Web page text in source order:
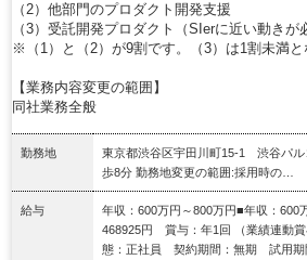
（2）他部門のプロダクト開発支援
（3）受託開発プロダクト（SIerに近い動きが
※（1）と（2）が9割です。（3）は1割未満と
【業務内容変更の範囲】
同社業務全般
勤務地
東京都渋谷区宇田川町15-1 渋谷パル
歩8分 勤務地変更の範囲:採用時の…
給与
年収：600万円～800万円■年収：
468925円 賞与：年1回 （業績連動
態：正社員 契約期間：無期 試用期